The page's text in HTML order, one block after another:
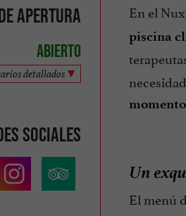
apertura
Abierto
detallados
sociales
En el
piscina
Un
El menú